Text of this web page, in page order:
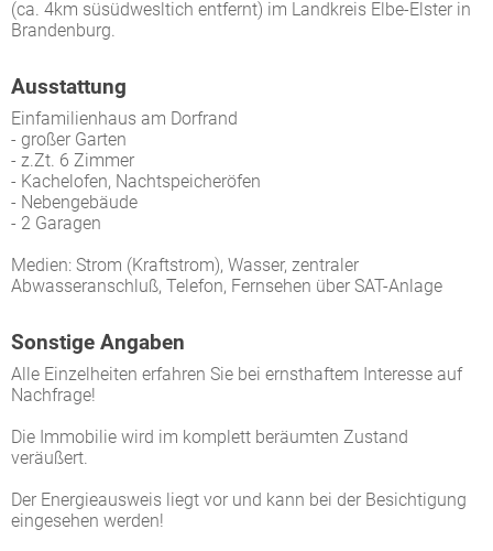
(ca. 4km süsüdwesltich entfernt) im Landkreis Elbe-Elster in
Brandenburg.
Ausstattung
Einfamilienhaus am Dorfrand
- großer Garten
- z.Zt. 6 Zimmer
- Kachelofen, Nachtspeicheröfen
- Nebengebäude
- 2 Garagen
Medien: Strom (Kraftstrom), Wasser, zentraler
Abwasseranschluß, Telefon, Fernsehen über SAT-Anlage
Sonstige Angaben
Alle Einzelheiten erfahren Sie bei ernsthaftem Interesse auf
Nachfrage!
Die Immobilie wird im komplett beräumten Zustand
veräußert.
Der Energieausweis liegt vor und kann bei der Besichtigung
eingesehen werden!